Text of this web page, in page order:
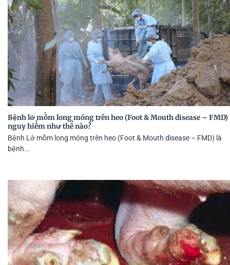
Bệnh lở mồm long móng trên heo (Foot & Mouth disease – FMD)
nguy hiểm như thế nào?
Bệnh Lở mồm long móng trên heo (Foot & Mouth disease – FMD) là
bệnh...